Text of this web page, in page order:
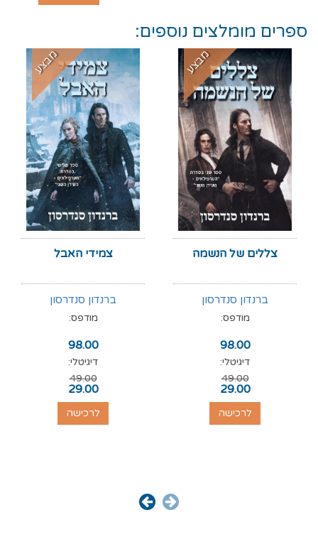
ספרים מומלצים נוספים:
מבצע
צללים של הנשמה
ברנדון סנדרסון
מודפס:
98.00
דיגיטלי:
49.00
29.00
לרכישה
מבצע
צמידי האבל
ברנדון סנדרסון
מודפס:
98.00
דיגיטלי:
49.00
29.00
לרכישה